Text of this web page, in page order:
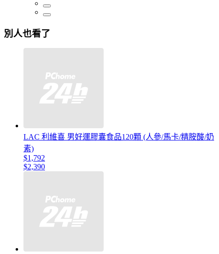
別人也看了
LAC 利維喜 男好運膠囊食品120顆 (人參/馬卡/精胺酸/奶
素)
$1,792
$2,390